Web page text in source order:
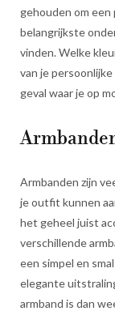
gehouden om een
belangrijkste
vinden. Welke
van je
geval waar je op
Armbanden zijn
je outfit kunnen
het geheel juist
verschillende
een simpel en
elegante
armband is dan